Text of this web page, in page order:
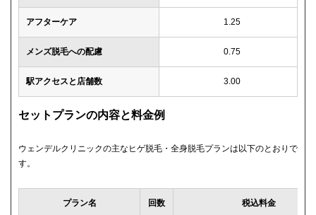
アフターケア 1.25
メンズ脱毛への配慮 0.75
駅アクセスと店舗数 3.00
セットプランの内容と料金例
ウェンデルクリニックの主なヒゲ脱毛・全身脱毛プランは以下のとおりで
す。
プラン名 回数 税込料金